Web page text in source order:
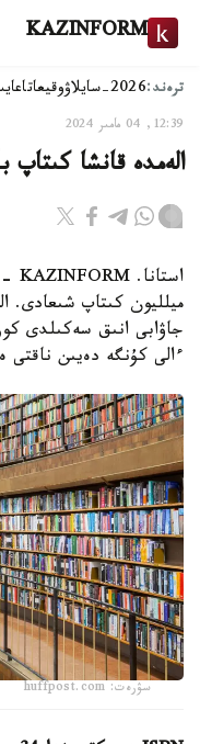
KAZINFORM
ترەند:2026-سايلاۋ وقيعا
12:39, 04 مامىر 2024
الەمدە قانشا كىتاپ
ميلليون كىتاپ شىعادى.
جاۋابى انىق سەكىلدى
ءالى كۇنگە دەيىن
سۋرەت: huffpost.com